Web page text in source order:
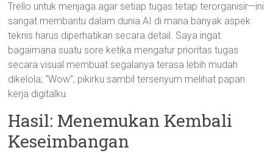
Trello untuk menjaga agar setiap tugas tetap terorganisir—ini
sangat membantu dalam dunia AI di mana banyak aspek
teknis harus diperhatikan secara detail. Saya ingat
bagaimana suatu sore ketika mengatur prioritas tugas
secara visual membuat segalanya terasa lebih mudah
dikelola; “Wow”, pikirku sambil tersenyum melihat papan
kerja digitalku.
Hasil: Menemukan Kembali
Keseimbangan